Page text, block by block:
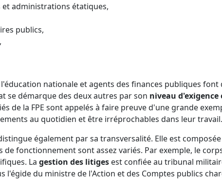
administrations étatiques,
publics,
nationale et agents des finances publiques font
se démarque des deux autres par son niveau d'exigence
de la FPE sont appelés à faire preuve d'une grande
au quotidien et être irréprochables dans leur travail.
également par sa transversalité. Elle est
fonctionnement sont assez variés. Par exemple, le
La gestion des litiges est confiée au tribunal
l'égide du ministre de l'Action et des Comptes publics